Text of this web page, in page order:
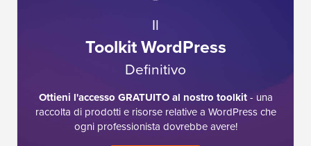
Il
Toolkit WordPress
Definitivo
Ottieni l'accesso GRATUITO al nostro toolkit- una
raccolta di prodotti e risorse relative a WordPress che
ogni professionista dovrebbe avere!